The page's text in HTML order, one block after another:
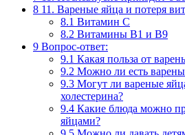
8 11. Вареные яйца и потеря
8.1 Витамин C
8.2 Витамины B1 и B9
9 Вопрос-ответ:
9.1 Какая польза от
9.2 Можно ли есть
9.3 Могут ли вареные
холестерина?
9.4 Какие блюда можно
яйцами?